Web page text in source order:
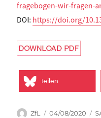
fragebogen-wir-fragen-
DOI: https://doi.org/
teilen
Autor
ZfL
Veröffentlicht
04/08/2020